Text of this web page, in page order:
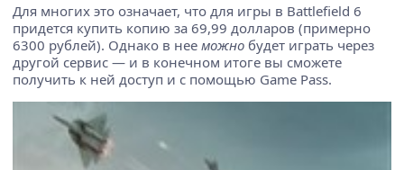
Для многих это означает, что для игры в Battlefield 6
придется купить копию за 69,99 долларов (примерно
6300 рублей). Однако в нее можно будет играть через
другой сервис — и в конечном итоге вы сможете
получить к ней доступ и с помощью Game Pass.